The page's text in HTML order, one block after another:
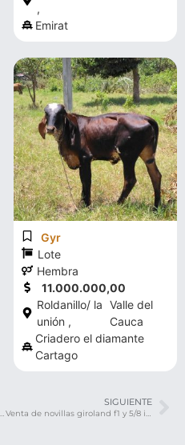
,
Emirat
Gyr
Lote
Hembra
11.000.000,00
Roldanillo/ la
unión ,
Valle del
Cauca
Criadero el diamante
Cartago
SIGUIENTE